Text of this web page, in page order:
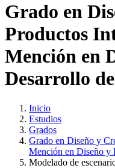
Grado en
Productos
Mención en
Desarrollo
Inicio
Estudios
Grados
Grado en Diseño y
Mención en Diseño y
Modelado de